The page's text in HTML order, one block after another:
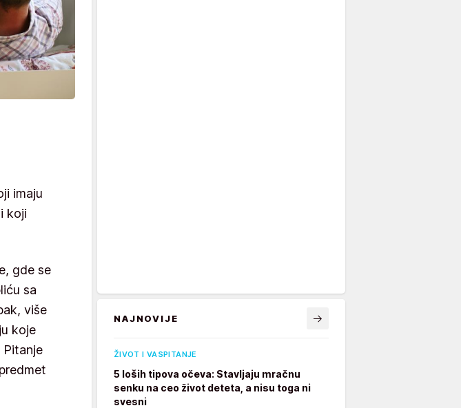
imaju
koji
gde se
sa
više
koje
Pitanje
NAJNOVIJE
ŽIVOT I VASPITANJE
5 loših tipova očeva: Stavljaju mračnu
senku na ceo život deteta, a nisu toga ni
svesni